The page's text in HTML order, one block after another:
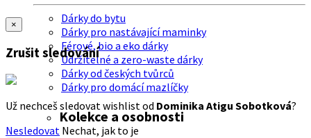
Dárky do bytu
Dárky pro nastávající maminky
Férové, bio a eko dárky
Udržitelné a zero-waste dárky
Dárky od českých tvůrců
Dárky pro domácí mazlíčky
Kolekce a osobnosti
×
Zrušit sledování
Už nechceš sledovat wishlist od Dominika Atigu Sobotková?
Nesledovat Nechat, jak to je